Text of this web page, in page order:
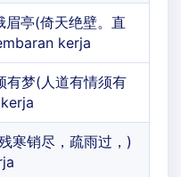
眉亭(倚天绝壁。直
kerja
有梦(人道有情须有
寒销尽，疏雨过，)